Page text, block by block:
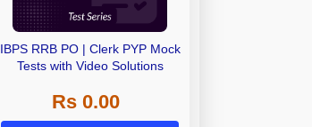
IBPS RRB PO | Clerk PYP Mock
Tests with Video Solutions
Rs 0.00